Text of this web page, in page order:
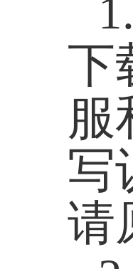
下
服
写
请